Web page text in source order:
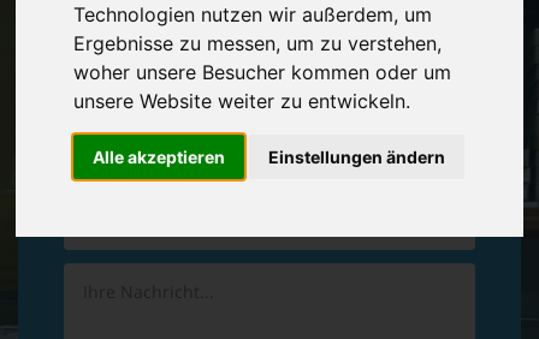
Technologien nutzen wir außerdem, um
Ergebnisse zu messen, um zu verstehen,
woher unsere Besucher kommen oder um
unsere Website weiter zu entwickeln.
Alle akzeptieren Einstellungen ändern
Vereinbaren Sie einenRückruf
Hinterlassen Sie uns gern eine persönliche Nachricht.